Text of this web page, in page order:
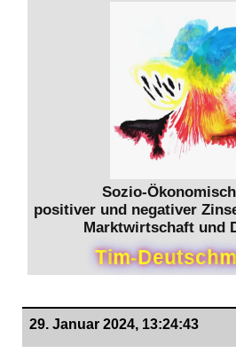
Sozio-
positiver und negativer
Marktwirtschaft und
Tim-Deutschm
29. Januar 2024, 13:24:43